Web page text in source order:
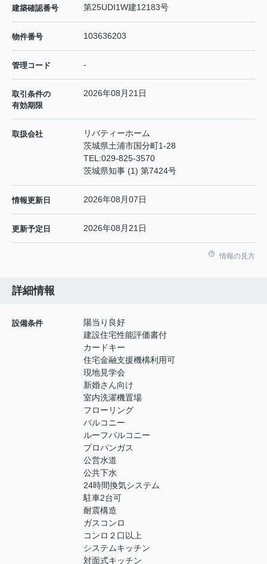
建築確認番号 第25UDI1W建12183号
物件番号 103636203
管理コード -
取引条件の
有効期限
2026年08月21日
取扱会社
リバティーホーム
茨城県土浦市国分町1-28
TEL:029-825-3570
茨城県知事 (1) 第7424号
情報更新日 2026年08月07日
更新予定日 2026年08月21日
情報の見方
詳細情報
設備条件
陽当り良好
建設住宅性能評価書付
カードキー
住宅金融支援機構利用可
現地見学会
新婚さん向け
室内洗濯機置場
フローリング
バルコニー
ルーフバルコニー
プロパンガス
公営水道
公共下水
24時間換気システム
駐車2台可
耐震構造
ガスコンロ
コンロ２口以上
システムキッチン
対面式キッチン